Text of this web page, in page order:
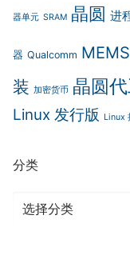
器单元 SRAM 晶圆 进
器 Qualcomm MEMS
装 加密货币 晶圆
Linux 发行版 Linux
分类
分